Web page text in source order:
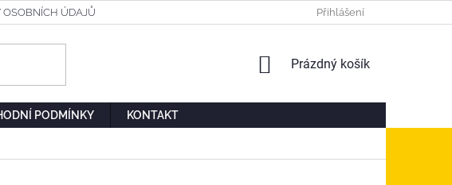
OSOBNÍCH ÚDAJŮ Přihlášení
NÁKUPNÍ
Prázdný košík
PODMÍNKY KONTAKT